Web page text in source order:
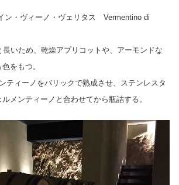
ン・ヴィーノ・ヴェリタス Vermentino di
いため、乾燥アプリコットや、アーモンドな
をもつ。
ティーノをバリックで熟成させ、ステンレスタ
メンティーノと合わせてから瓶詰する。